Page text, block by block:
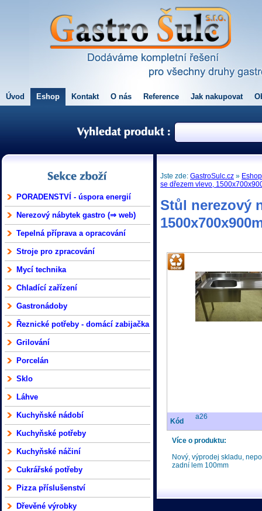
Úvod Eshop Kontakt O nás Reference Jak nakupovat
PORADENSTVÍ - úspora energií
Nerezový nábytek gastro (⇒ web)
Tepelná příprava a opracování
Stroje pro zpracování
Mycí technika
Chladící zařízení
Gastronádoby
Řeznické potřeby - domácí zabijačka
Grilování
Porcelán
Sklo
Láhve
Kuchyňské nádobí
Kuchyňské potřeby
Kuchyňské náčiní
Cukrářské potřeby
Pizza příslušenství
Dřevěné výrobky
Jste zde:GastroSulc.cz » Eshop
se dřezem vlevo,
Stůl nerezový
Kód
a26
Více o produktu:
Nový, výprodej skladu,
zadní lem 100mm